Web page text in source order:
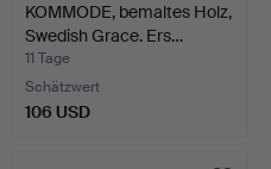
KOMMODE, bemaltes Holz,
Swedish Grace. Ers…
11 Tage
Schätzwert
106 USD